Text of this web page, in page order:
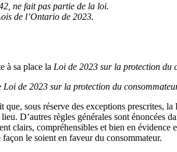
ne fait pas partie de la loi.
de l’Ontario de 2023.
à sa place la Loi de 2023 sur la protection du
Loi de 2023 sur la protection du
sous réserve des exceptions prescrites,
D’autres règles générales sont
clairs, compréhensibles et bien en
le soient en faveur du consommateur.